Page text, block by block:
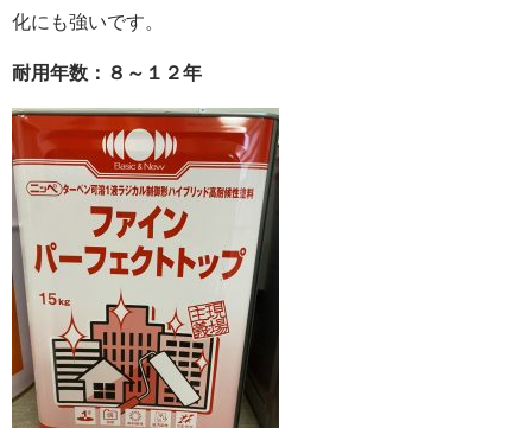
化にも強いです。
耐用年数：８～１２年